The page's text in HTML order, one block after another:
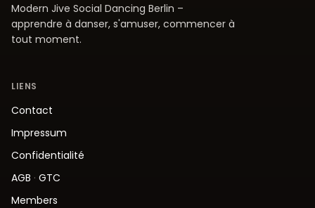
Modern Jive Social Dancing Berlin –
apprendre à danser, s'amuser, commencer à
tout moment.
LIENS
Contact
Impressum
Confidentialité
AGB · GTC
Members